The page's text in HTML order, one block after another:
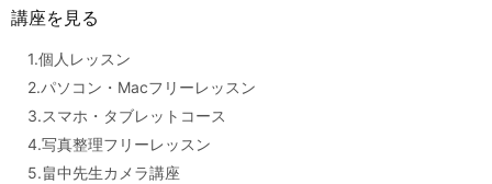
講座を見る
1.個人レッスン
2.パソコン・Macフリーレッスン
3.スマホ・タブレットコース
4.写真整理フリーレッスン
5.畠中先生カメラ講座